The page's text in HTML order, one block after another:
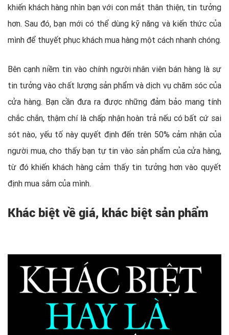
khiến khách hàng nhìn bạn với con mắt thân thiện, tin tưởng
hơn. Sau đó, bạn mới có thể dùng kỹ năng và kiến thức của
mình để thuyết phục khách mua hàng một cách nhanh chóng.
Bên cạnh niềm tin vào chính người nhân viên bán hàng là sự
tin tưởng vào chất lượng sản phẩm và dịch vụ chăm sóc của
cửa hàng. Bạn cần đưa ra được những đảm bảo mang tính
chắc chắn, thậm chí là chấp nhận hoàn trả nếu có bất cứ sai
sót nào, yếu tố này quyết định đến trên 50% cảm nhận của
người mua, cho thấy bạn tự tin vào sản phẩm của cửa hàng,
từ đó khiến khách hàng cảm thấy tin tưởng hơn vào quyết
định mua sắm của mình.
Khác biệt về giá, khác biệt sản phẩm